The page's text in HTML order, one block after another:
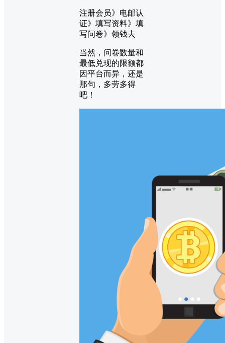
注册会员》电邮认
证》填写资料》填
写问卷》领钱去
当然，问卷数量和
最低兑现的限额都
因平台而异，还是
那句，多劳多得
吧！